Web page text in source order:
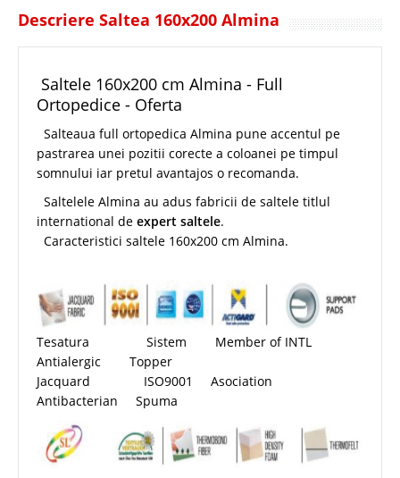
Descriere Saltea 160x200 Almina
Saltele 160x200 cm Almina - Full
Ortopedice - Oferta
Salteaua full ortopedica Almina pune accentul pe
pastrarea unei pozitii corecte a coloanei pe timpul
somnului iar pretul avantajos o recomanda.
Saltelele Almina au adus fabricii de saltele titlul
international de expert saltele.
Caracteristici saltele 160x200 cm Almina.
Tesatura Sistem Member of INTL
Antialergic Topper
Jacquard ISO9001 Asociation
Antibacterian Spuma